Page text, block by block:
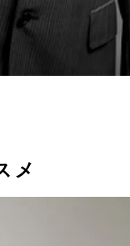
メ